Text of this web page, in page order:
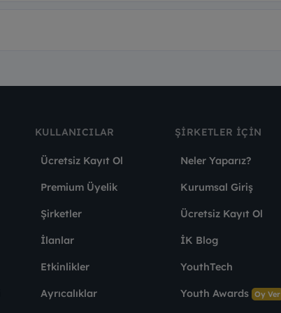
KULLANICILAR
Ücretsiz Kayıt Ol
Premium Üyelik
Şirketler
İlanlar
Etkinlikler
Ayrıcalıklar
ŞIRKETLER İÇIN
Neler Yaparız?
Kurumsal Giriş
Ücretsiz Kayıt Ol
İK Blog
YouthTech
Youth Awards Oy Ver